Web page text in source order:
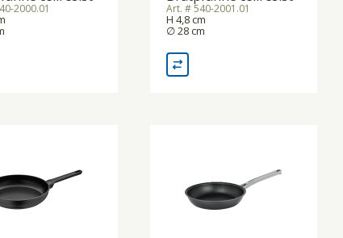
2000.01 Art. # 540-2001.01
H 4,8 cm
∅ 28 cm